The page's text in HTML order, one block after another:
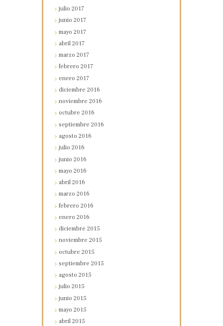
julio2017
junio2017
mayo2017
abril2017
marzo2017
febrero2017
enero2017
diciembre2016
noviembre2016
octubre2016
septiembre2016
agosto2016
julio2016
junio2016
mayo2016
abril2016
marzo2016
febrero2016
enero2016
diciembre2015
noviembre2015
octubre2015
septiembre2015
agosto2015
julio2015
junio2015
mayo2015
abril2015